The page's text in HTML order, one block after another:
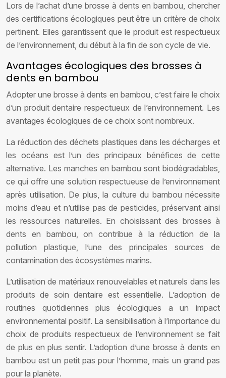
Lors de l’achat d’une brosse à dents en bambou, chercher
des certifications écologiques peut être un critère de choix
pertinent. Elles garantissent que le produit est respectueux
de l’environnement, du début à la fin de son cycle de vie.
Avantages écologiques des brosses à
dents en bambou
Adopter une brosse à dents en bambou, c’est faire le choix
d’un produit dentaire respectueux de l’environnement. Les
avantages écologiques de ce choix sont nombreux.
La réduction des déchets plastiques dans les décharges et
les océans est l’un des principaux bénéfices de cette
alternative. Les manches en bambou sont biodégradables,
ce qui offre une solution respectueuse de l’environnement
après utilisation. De plus, la culture du bambou nécessite
moins d’eau et n’utilise pas de pesticides, préservant ainsi
les ressources naturelles. En choisissant des brosses à
dents en bambou, on contribue à la réduction de la
pollution plastique, l’une des principales sources de
contamination des écosystèmes marins.
L’utilisation de matériaux renouvelables et naturels dans les
produits de soin dentaire est essentielle. L’adoption de
routines quotidiennes plus écologiques a un impact
environnemental positif. La sensibilisation à l’importance du
choix de produits respectueux de l’environnement se fait
de plus en plus sentir. L’adoption d’une brosse à dents en
bambou est un petit pas pour l’homme, mais un grand pas
pour la planète.